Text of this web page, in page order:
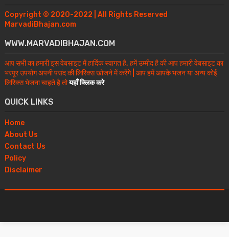
Copyright © 2020-2022 | All Rights Reserved
MarvadiBhajan.com
WWW.MARVADIBHAJAN.COM
आप सभी का हमारी इस वेबसाइट में हार्दिक स्वागत है, हमें उम्मीद है की आप हमारी वेबसाइट का
भरपूर उपयोग अपनी पसंद की लिरिक्स खोजने में करेंगे | आप हमें आपके भजन या अन्य कोई
लिरिक्स भेजना चाहते है तोयहाँ क्लिक करे
QUICK LINKS
Home
About Us
Contact Us
Policy
Disclaimer